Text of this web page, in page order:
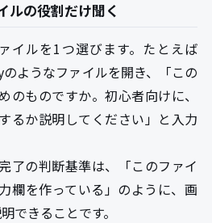
ルの役割だけ聞く
イルを1つ選びます。たとえば
ようなファイルを開き、「この
のものですか。初心者向けに、
るか説明してください」と入力
了の判断基準は、「このファイ
欄を作っている」のように、画
できることです。